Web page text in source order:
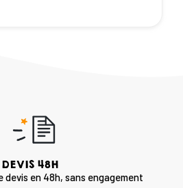
DEVIS 48H
devis en 48h, sans engagement